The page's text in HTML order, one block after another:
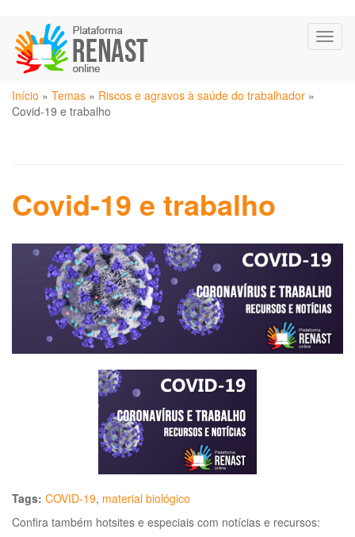
para
conteúdo
principal
Você
está
Início » Temas » Riscos e agravos à saúde do trabalhador »
Covid-19 e trabalho
Covid-19 e trabalho
Tags: COVID-19, material biológico
Confira também hotsites e especiais com notícias e recursos: